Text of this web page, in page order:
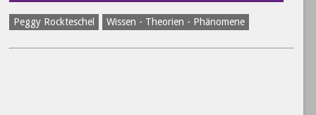
Peggy Rockteschel Wissen - Theorien - Phänomene